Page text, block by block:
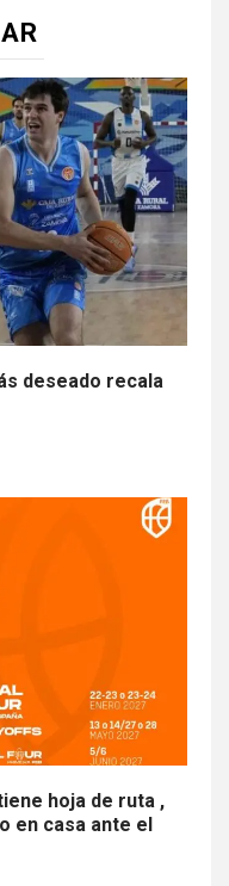
deseado recala
hoja de ruta ,
en casa ante el